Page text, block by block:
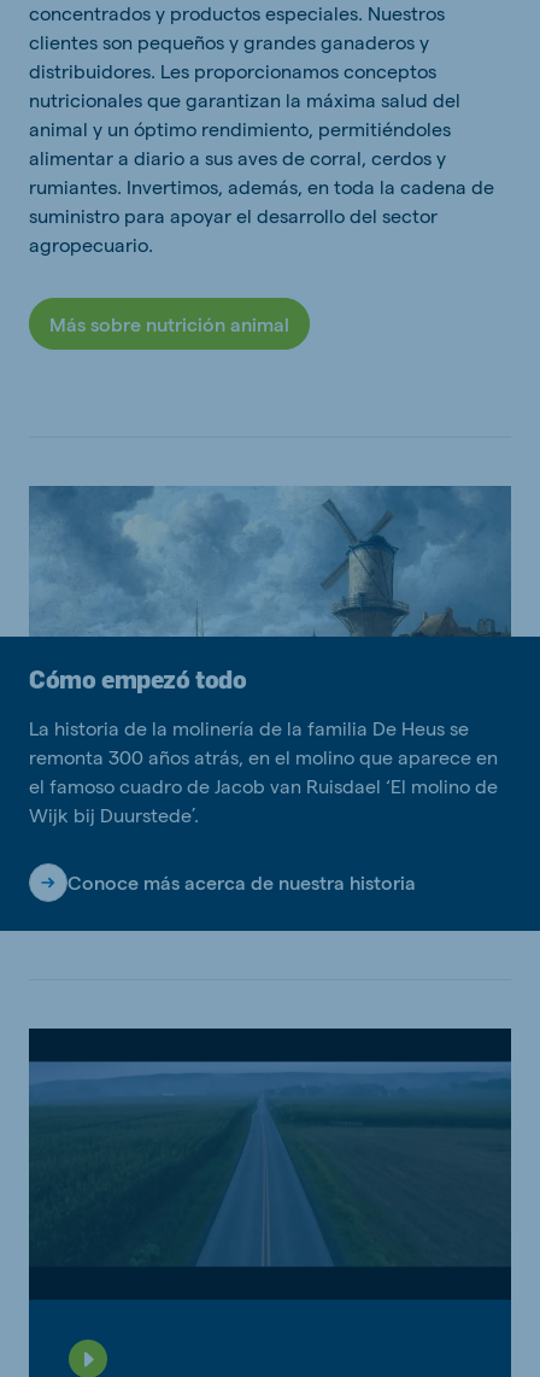
concentrados y productos especiales. Nuestros
clientes son pequeños y grandes ganaderos y
distribuidores. Les proporcionamos conceptos
nutricionales que garantizan la máxima salud del
animal y un óptimo rendimiento, permitiéndoles
alimentar a diario a sus aves de corral, cerdos y
rumiantes. Invertimos, además, en toda la cadena de
suministro para apoyar el desarrollo del sector
agropecuario.
Más sobre nutrición animal
Cómo empezó todo
La historia de la molinería de la familia De Heus se
remonta 300 años atrás, en el molino que aparece en
el famoso cuadro de Jacob van Ruisdael ‘El molino de
Wijk bij Duurstede’.
Conoce más acerca de nuestra historia